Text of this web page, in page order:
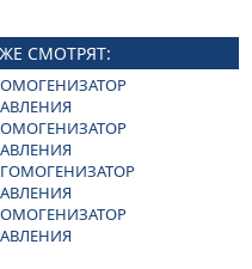
СМОТРЯТ:
ГОМОГЕНИЗАТОР